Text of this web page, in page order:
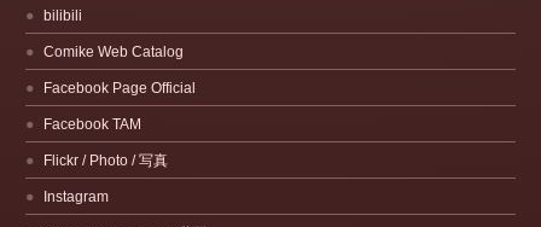
bilibili
Comike Web Catalog
Facebook Page Official
Facebook TAM
Flickr / Photo / 写真
Instagram